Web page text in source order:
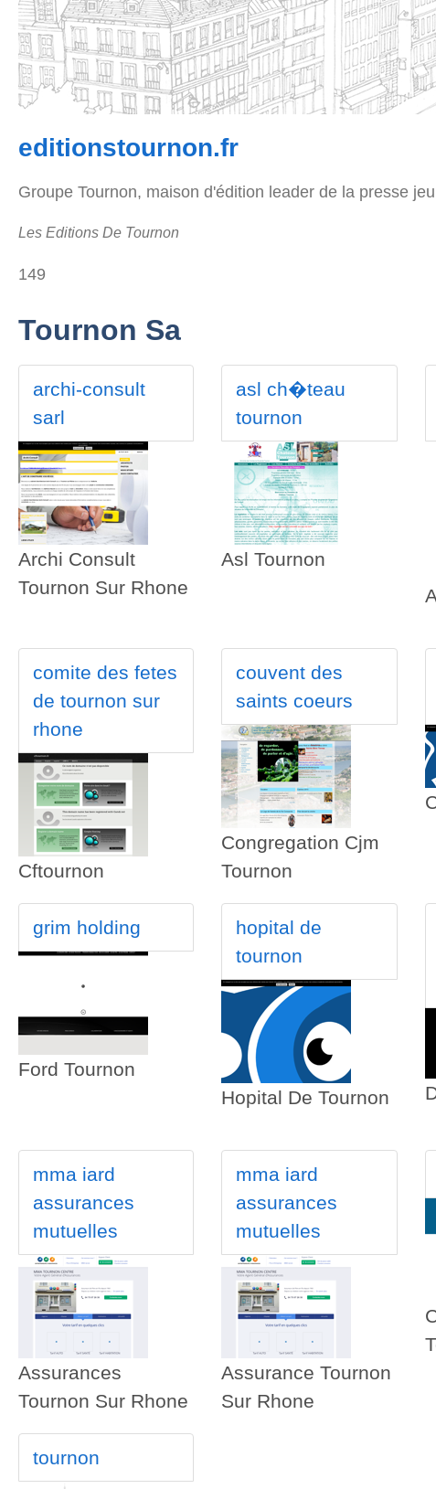
editionstournon.fr
Groupe Tournon, maison d'édition leader de la presse
Les Editions De Tournon
149
Tournon Sa
archi-consult
sarl
Archi Consult
Tournon Sur Rhone
asl ch�teau
tournon
Asl Tournon
comite des fetes
de tournon sur
rhone
Cftournon
couvent des
saints coeurs
Congregation Cjm
Tournon
grim holding
Ford Tournon
hopital de
tournon
Hopital De Tournon
mma iard
assurances
mutuelles
Assurances
Tournon Sur Rhone
mma iard
assurances
mutuelles
Assurance Tournon
Sur Rhone
tournon